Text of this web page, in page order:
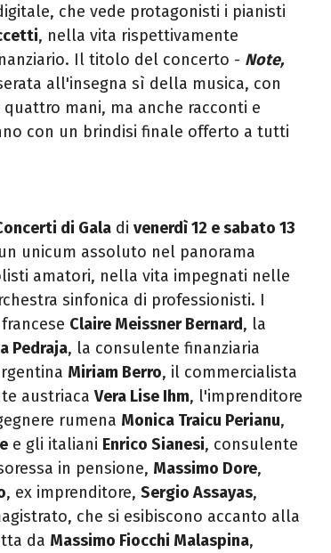
che vede protagonisti i pianisti
, nella vita rispettivamente
Il titolo del concerto - Note,
all'insegna sì della musica, con
mani, ma anche racconti e
con un brindisi finale offerto a tutti
di Gala di venerdì 12 e sabato 13
unicum assoluto nel panorama
amatori, nella vita impegnati nelle
sinfonica di professionisti. I
Claire Meissner Bernard, la
Pedraja, la consulente finanziaria
Miriam Berro, il commercialista
austriaca Vera Lise Ihm, l'imprenditore
rumena Monica Traicu Perianu,
e gli italiani Enrico Sianesi, consulente
in pensione, Massimo Dore,
, ex imprenditore, Sergio Assayas,
che si esibiscono accanto alla
da Massimo Fiocchi Malaspina,